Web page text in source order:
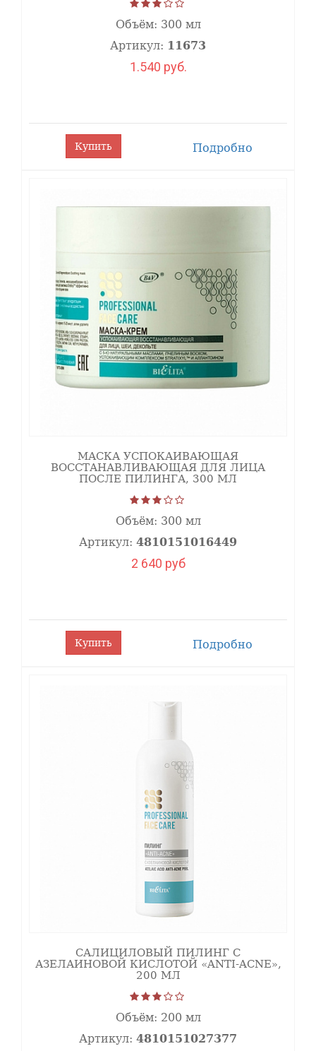
Объём: 300 мл
Артикул: 11673
1.540 руб.
Купить Подробно
МАСКА УСПОКАИВАЮЩАЯ
ВОССТАНАВЛИВАЮЩАЯ ДЛЯ ЛИЦА
ПОСЛЕ ПИЛИНГА, 300 МЛ
Объём: 300 мл
Артикул: 4810151016449
2 640 руб
Купить Подробно
САЛИЦИЛОВЫЙ ПИЛИНГ С
АЗЕЛАИНОВОЙ КИСЛОТОЙ «ANTI-ACNE»,
200 МЛ
Объём: 200 мл
Артикул: 4810151027377